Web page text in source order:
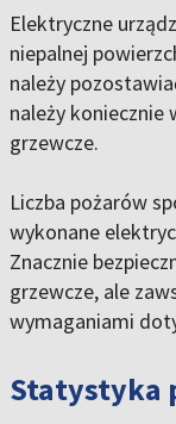
Elektryczne
niepalnej
należy
należy koniecznie
grzewcze.
Liczba pożarów
wykonane
Znacznie
grzewcze, ale
wymaganiami
Statystyka